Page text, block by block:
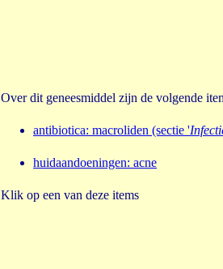
Over dit geneesmiddel zijn de volgende
antibiotica: macroliden (sectie '
huidaandoeningen: acne
Klik op een van deze items